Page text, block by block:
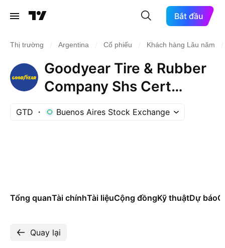
Bắt đầu
Thị trường Argentina Cổ phiếu Khách hàng Lâu năm
Goodyear Tire & Rubber
Company Shs Cert
Deposito Arg Repr 0.5
GTD Buenos Aires Stock Exchange
Tổng quanTài chínhTài liệuCộng đồngKỹ thuậtDự báo
Quay lại